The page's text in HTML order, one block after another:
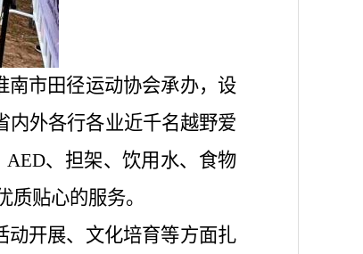
南市田径运动协会承办，设
内外各行各业近千名越野爱
、担架、饮用水、食物
贴心的服务。
动开展、文化培育等方面扎